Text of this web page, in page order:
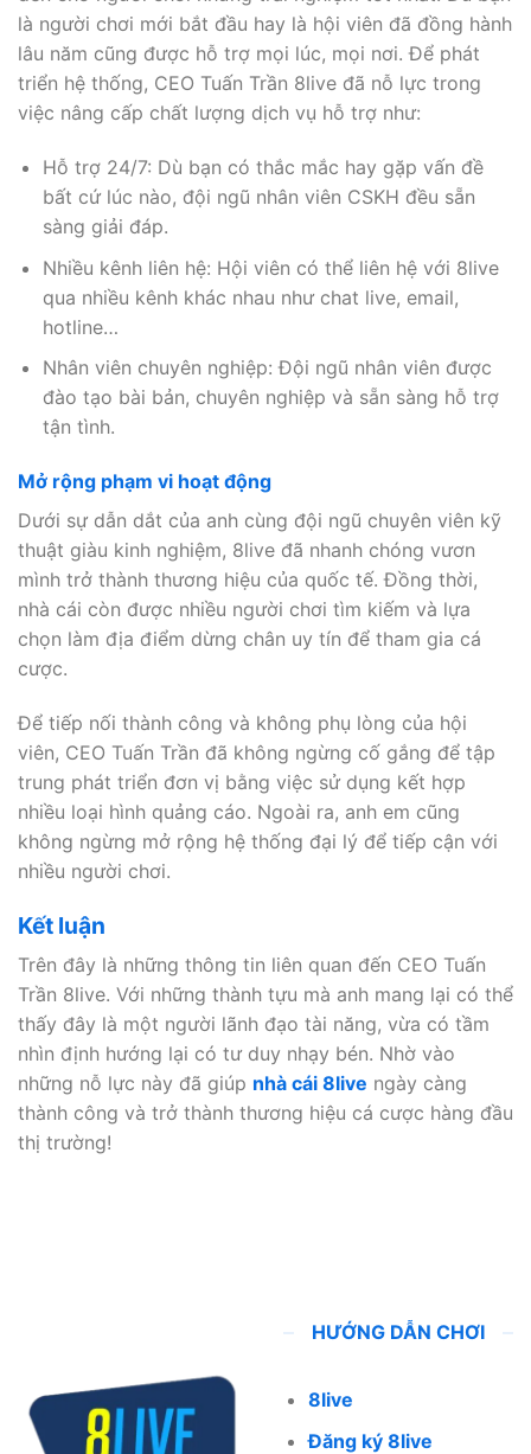
là người chơi mới bắt đầu hay là hội viên đã đồng hành
lâu năm cũng được hỗ trợ mọi lúc, mọi nơi. Để phát
triển hệ thống, CEO Tuấn Trần 8live đã nỗ lực trong
việc nâng cấp chất lượng dịch vụ hỗ trợ như:
Hỗ trợ 24/7: Dù bạn có thắc mắc hay gặp vấn đề
bất cứ lúc nào, đội ngũ nhân viên CSKH đều sẵn
sàng giải đáp.
Nhiều kênh liên hệ: Hội viên có thể liên hệ với 8live
qua nhiều kênh khác nhau như chat live, email,
hotline…
Nhân viên chuyên nghiệp: Đội ngũ nhân viên được
đào tạo bài bản, chuyên nghiệp và sẵn sàng hỗ trợ
tận tình.
Mở rộng phạm vi hoạt động
Dưới sự dẫn dắt của anh cùng đội ngũ chuyên viên kỹ
thuật giàu kinh nghiệm, 8live đã nhanh chóng vươn
mình trở thành thương hiệu của quốc tế. Đồng thời,
nhà cái còn được nhiều người chơi tìm kiếm và lựa
chọn làm địa điểm dừng chân uy tín để tham gia cá
cược.
Để tiếp nối thành công và không phụ lòng của hội
viên, CEO Tuấn Trần đã không ngừng cố gắng để tập
trung phát triển đơn vị bằng việc sử dụng kết hợp
nhiều loại hình quảng cáo. Ngoài ra, anh em cũng
không ngừng mở rộng hệ thống đại lý để tiếp cận với
nhiều người chơi.
Kết luận
Trên đây là những thông tin liên quan đến CEO Tuấn
Trần 8live. Với những thành tựu mà anh mang lại có thể
thấy đây là một người lãnh đạo tài năng, vừa có tầm
nhìn định hướng lại có tư duy nhạy bén. Nhờ vào
những nỗ lực này đã giúp nhà cái 8live ngày càng
thành công và trở thành thương hiệu cá cược hàng đầu
thị trường!
HƯỚNG DẪN CHƠI
8live
Đăng ký 8live